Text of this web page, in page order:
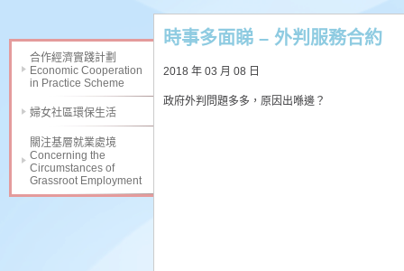
合作經濟實踐計劃
Economic Cooperation
in Practice Scheme
婦女社區環保生活
關注基層就業處境
Concerning the
Circumstances of
Grassroot Employment
時事多面睇 – 外判服務合約
2018 年 03 月 08 日
政府外判問題多多，原因出喺邊？